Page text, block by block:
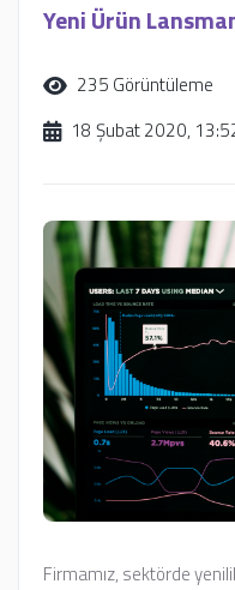
Yeni Ürün
235 Görüntüleme
18 Şubat 2020,
Firmamız, sektörde